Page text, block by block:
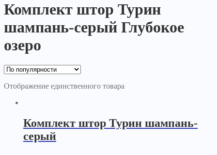
Комплект штор Турин
шампань-серый Глубокое
озеро
Отображение единственного товара
Комплект штор Турин шампань-
серый